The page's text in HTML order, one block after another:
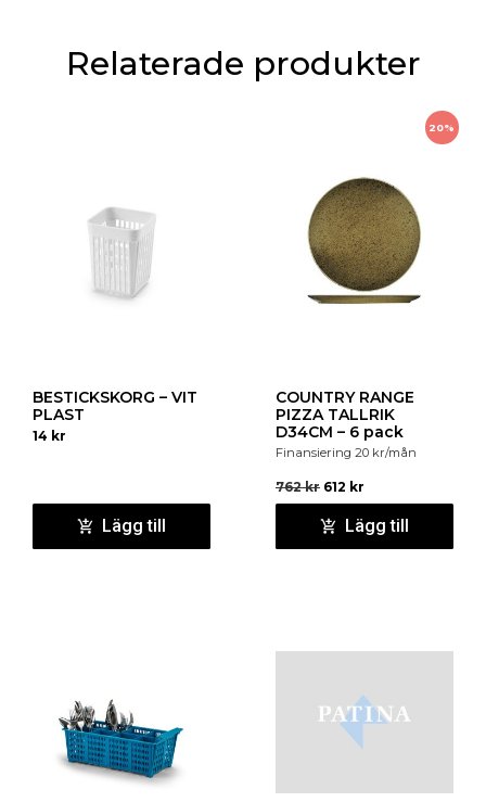
Relaterade produkter
BESTICKSKORG – VIT
PLAST
14 kr
Lägg till
20%
COUNTRY RANGE
PIZZA TALLRIK
D34CM – 6 pack
Finansiering 20 kr/mån
762kr 612 kr
Lägg till